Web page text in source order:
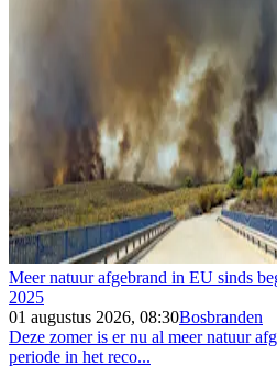
Meer natuur afgebrand in EU sinds
2025
01 augustus 2026, 08:30Bosbranden
Deze zomer is er nu al meer natuur
periode in het reco...